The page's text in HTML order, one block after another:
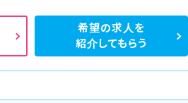
希望の求人を
紹介してもらう